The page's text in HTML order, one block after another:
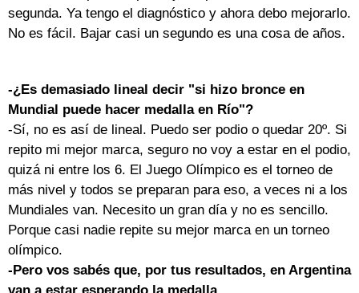
segunda. Ya tengo el diagnóstico y ahora debo mejorarlo.
No es fácil. Bajar casi un segundo es una cosa de años.
-¿Es demasiado lineal decir "si hizo bronce en
Mundial puede hacer medalla en Río"?
-Sí, no es así de lineal. Puedo ser podio o quedar 20º. Si
repito mi mejor marca, seguro no voy a estar en el podio,
quizá ni entre los 6. El Juego Olímpico es el torneo de
más nivel y todos se preparan para eso, a veces ni a los
Mundiales van. Necesito un gran día y no es sencillo.
Porque casi nadie repite su mejor marca en un torneo
olímpico.
-Pero vos sabés que, por tus resultados, en Argentina